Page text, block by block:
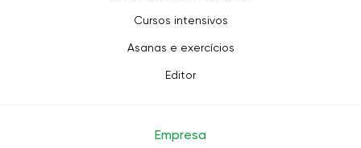
Cursos intensivos
Asanas e exercícios
Editor
Empresa